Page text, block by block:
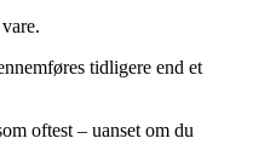
tidligere end et
oftest – uanset om du